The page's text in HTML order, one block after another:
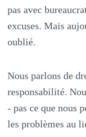
pas avec
excuses. Mais
oublié.
Nous parlons de
responsabilité.
- pas ce que nous
les problèmes au